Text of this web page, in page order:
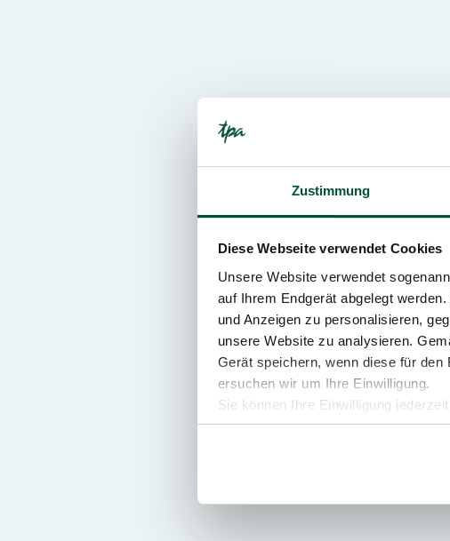
Zustimmung
Diese Webseite verwendet Cookies
Unsere Website verwendet
auf Ihrem Endgerät abgelegt
und Anzeigen zu personalisieren,
unsere Website zu analysieren.
Gerät speichern, wenn diese für den
ersuchen wir um Ihre Einwilligung.
Sie können Ihre Einwilligung